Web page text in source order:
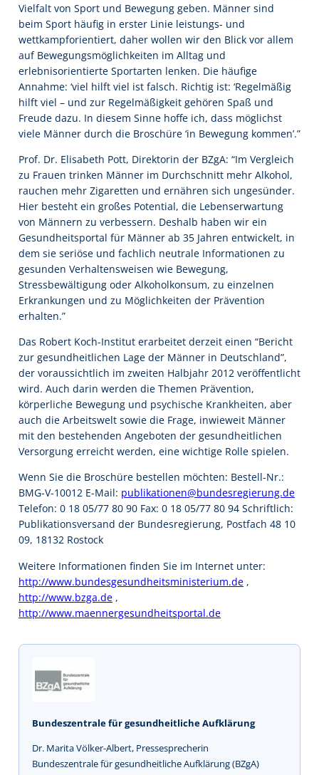
Vielfalt von Sport und Bewegung geben. Männer sind
beim Sport häufig in erster Linie leistungs- und
wettkampforientiert, daher wollen wir den Blick vor allem
auf Bewegungsmöglichkeiten im Alltag und
erlebnisorientierte Sportarten lenken. Die häufige
Annahme: ‘viel hilft viel ist falsch. Richtig ist: ‘Regelmäßig
hilft viel – und zur Regelmäßigkeit gehören Spaß und
Freude dazu. In diesem Sinne hoffe ich, dass möglichst
viele Männer durch die Broschüre ‘in Bewegung kommen’.”
Prof. Dr. Elisabeth Pott, Direktorin der BZgA: “Im Vergleich
zu Frauen trinken Männer im Durchschnitt mehr Alkohol,
rauchen mehr Zigaretten und ernähren sich ungesünder.
Hier besteht ein großes Potential, die Lebenserwartung
von Männern zu verbessern. Deshalb haben wir ein
Gesundheitsportal für Männer ab 35 Jahren entwickelt, in
dem sie seriöse und fachlich neutrale Informationen zu
gesunden Verhaltensweisen wie Bewegung,
Stressbewältigung oder Alkoholkonsum, zu einzelnen
Erkrankungen und zu Möglichkeiten der Prävention
erhalten.”
Das Robert Koch-Institut erarbeitet derzeit einen “Bericht
zur gesundheitlichen Lage der Männer in Deutschland”,
der voraussichtlich im zweiten Halbjahr 2012 veröffentlicht
wird. Auch darin werden die Themen Prävention,
körperliche Bewegung und psychische Krankheiten, aber
auch die Arbeitswelt sowie die Frage, inwieweit Männer
mit den bestehenden Angeboten der gesundheitlichen
Versorgung erreicht werden, eine wichtige Rolle spielen.
Wenn Sie die Broschüre bestellen möchten: Bestell-Nr.:
BMG-V-10012 E-Mail: publikationen@bundesregierung.de
Telefon: 0 18 05/77 80 90 Fax: 0 18 05/77 80 94 Schriftlich:
Publikationsversand der Bundesregierung, Postfach 48 10
09, 18132 Rostock
Weitere Informationen finden Sie im Internet unter:
http://www.bundesgesundheitsministerium.de ,
http://www.bzga.de ,
http://www.maennergesundheitsportal.de
Bundeszentrale für gesundheitliche Aufklärung
Dr. Marita Völker-Albert, Pressesprecherin
Bundeszentrale für gesundheitliche Aufklärung (BZgA)